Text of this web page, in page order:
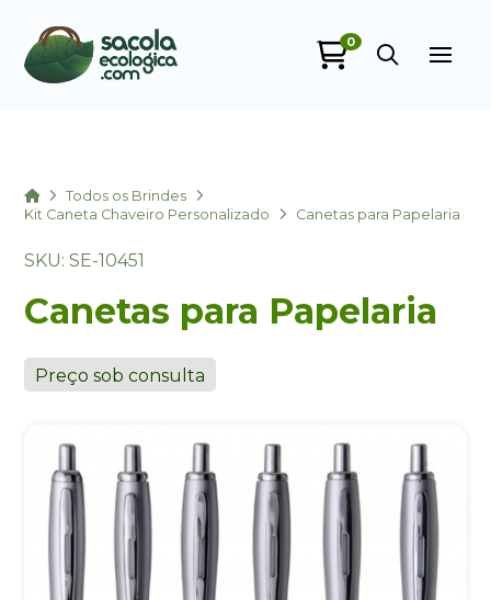
0
HomeTodos os Brindes
Kit Caneta Chaveiro Personalizado
Canetas para Papelaria
SKU: SE-10451
Canetas para Papelaria
Preço sob consulta
Eu concordo em receber comunicações.